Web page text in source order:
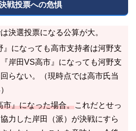
戦投票への危惧
決選投票になる公算が大。
』になっても高市支持者は河野支
岸田VS高市』になっても河野支
らない。（現時点では高市氏当
市』になった場合。これだとせっ
力した岸田（派）が決戦にすら